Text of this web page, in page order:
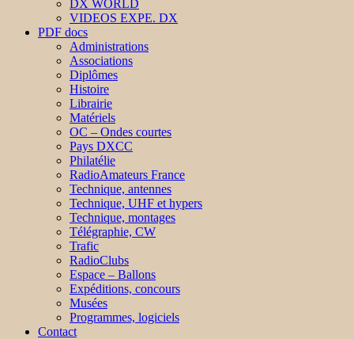
DX WORLD
VIDEOS EXPE. DX
PDF docs
Administrations
Associations
Diplômes
Histoire
Librairie
Matériels
OC – Ondes courtes
Pays DXCC
Philatélie
RadioAmateurs France
Technique, antennes
Technique, UHF et hypers
Technique, montages
Télégraphie, CW
Trafic
RadioClubs
Espace – Ballons
Expéditions, concours
Musées
Programmes, logiciels
Contact